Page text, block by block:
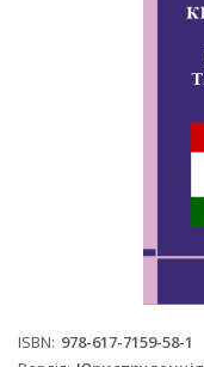
ISBN 978-617-7159-58-1